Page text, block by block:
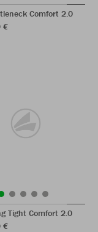
Comfort 2.0
€
Tight Comfort 2.0
€